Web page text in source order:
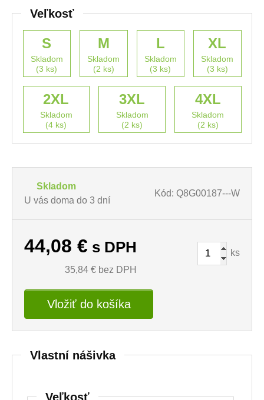
Veľkosť
S
Skladom
(3 ks)
M
Skladom
(2 ks)
L
Skladom
(3 ks)
XL
Skladom
(3 ks)
2XL
Skladom
(4 ks)
3XL
Skladom
(2 ks)
4XL
Skladom
(2 ks)
Skladom
U vás doma do 3 dní
Kód: Q8G00187---W
44,08 € s DPH
35,84 € bez DPH
ks
Vložiť do košíka
Vlastní nášivka
Veľkosť